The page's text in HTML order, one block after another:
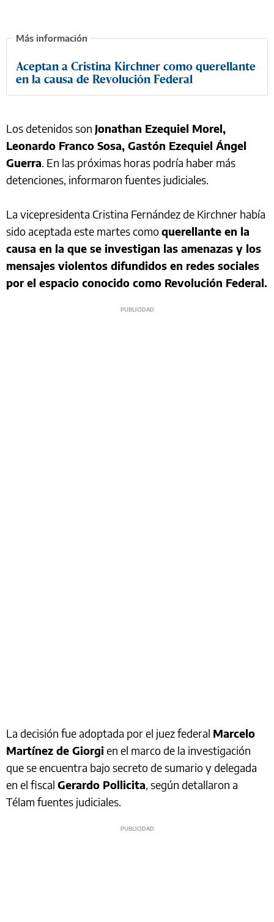
Aceptan a Cristina Kirchner como querellante
en la causa de Revolución Federal
Los detenidos son Jonathan Ezequiel Morel,
Leonardo Franco Sosa, Gastón Ezequiel Ángel
Guerra. En las próximas horas podría haber más
detenciones, informaron fuentes judiciales.
La vicepresidenta Cristina Fernández de Kirchner había
sido aceptada este martes comoquerellante en la
causa en la que se investigan las amenazas y los
mensajes violentos difundidos en redes sociales
por el espacio conocido como Revolución Federal.
La decisión fue adoptada por el juez federal Marcelo
Martínez de Giorgien el marco de la investigación
que se encuentra bajo secreto de sumario y delegada
en el fiscal Gerardo Pollicita, según detallaron a
Télam fuentes judiciales.